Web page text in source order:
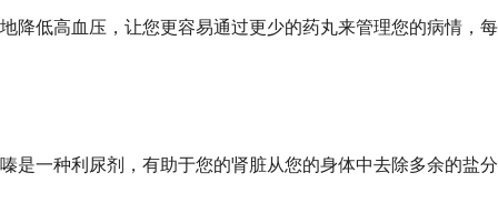
降低高血压，让您更容易通过更少的药丸来管理您的病情，每
是一种利尿剂，有助于您的肾脏从您的身体中去除多余的盐分